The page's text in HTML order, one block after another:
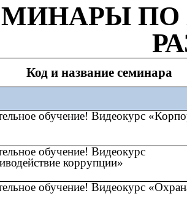
Ы ​​ ПО​​
Код и название семинара
обучение! Видеокурс
обучение! Видеокурс
коррупции»
обучение! Видеокурс